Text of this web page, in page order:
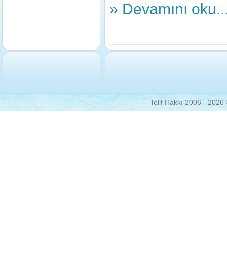
» Devamını
Telif Hakkı 2006 -